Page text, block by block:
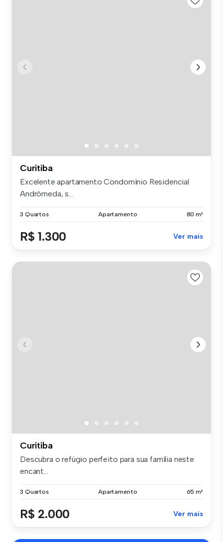
Curitiba
Excelente apartamento Condomínio Residencial
Andrômeda, s...
3 Quartos Apartamento 80 m²
R$ 1.300 Ver mais
Curitiba
Descubra o refúgio perfeito para sua família neste
encant...
3 Quartos Apartamento 65 m²
R$ 2.000 Ver mais